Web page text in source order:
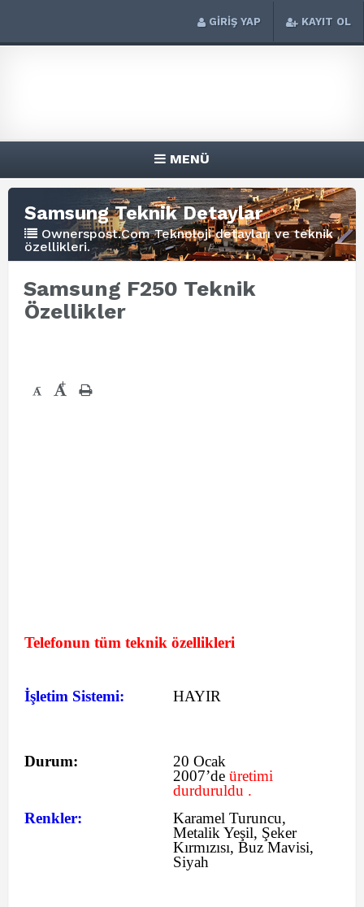
GİRİŞ YAP KAYIT OL
MENÜ
Samsung Teknik Detaylar
Ownerspost.Com Teknoloji detayları ve teknik
özellikleri.
Samsung F250 Teknik
Özellikler
- +
Telefonun tüm teknik özellikleri
İşletim Sistemi: HAYIR
Durum:
20 Ocak
2007’de üretimi
durduruldu .
Renkler:
Karamel Turuncu,
Metalik Yeşil, Şeker
Kırmızısı, Buz Mavisi,
Siyah